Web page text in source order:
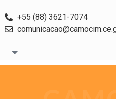
+55 (88) 3621-7074